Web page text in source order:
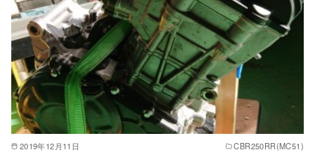
2019年12月11日 CBR250RR(MC51)